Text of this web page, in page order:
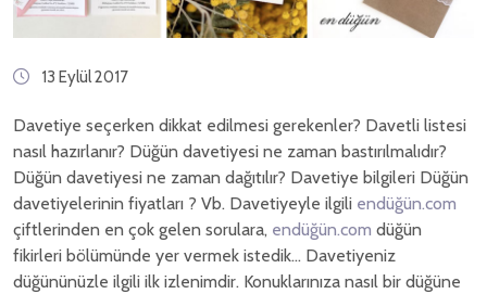
13 Eylül 2017
Davetiye seçerken dikkat edilmesi gerekenler? Davetli listesi
nasıl hazırlanır? Düğün davetiyesi ne zaman bastırılmalıdır?
Düğün davetiyesi ne zaman dağıtılır? Davetiye bilgileri Düğün
davetiyelerinin fiyatları ? Vb. Davetiyeyle ilgili endüğün.com
çiftlerinden en çok gelen sorulara, endüğün.com düğün
fikirleri bölümünde yer vermek istedik... Davetiyeniz
düğününüzle ilgili ilk izlenimdir. Konuklarınıza nasıl bir düğüne